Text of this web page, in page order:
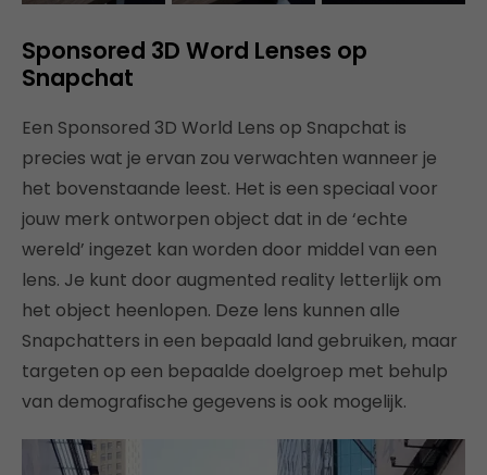
Sponsored 3D Word Lenses op
Snapchat
Een Sponsored 3D World Lens op Snapchat is
precies wat je ervan zou verwachten wanneer je
het bovenstaande leest. Het is een speciaal voor
jouw merk ontworpen object dat in de ‘echte
wereld’ ingezet kan worden door middel van een
lens. Je kunt door augmented reality letterlijk om
het object heenlopen. Deze lens kunnen alle
Snapchatters in een bepaald land gebruiken, maar
targeten op een bepaalde doelgroep met behulp
van demografische gegevens is ook mogelijk.